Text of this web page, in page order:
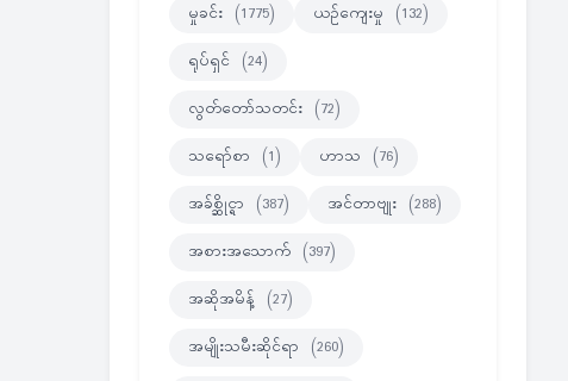
မှုခင်း (1775) ယဉ်ကျေးမှု (132)
ရုပ်ရှင် (24)
လွတ်တော်သတင်း (72)
သရော်စာ (1) ဟာသ (76)
အခ်စ္ဆိုင္ရာ (387) အင်တာဗျုး (288)
အစားအသောက် (397)
အဆိုအမိန့် (27)
အမျိုးသမီးဆိုင်ရာ (260)